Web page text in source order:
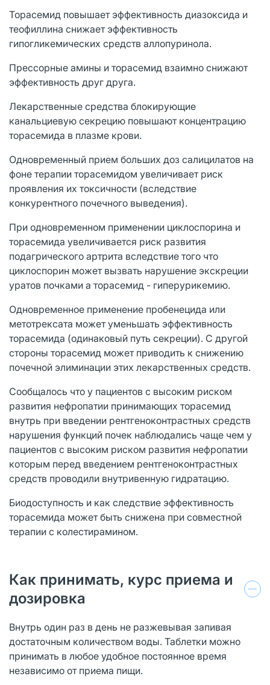
Торасемид повышает эффективность диазоксида и
теофиллина снижает эффективность
гипогликемических средств аллопуринола.
Прессорные амины и торасемид взаимно снижают
эффективность друг друга.
Лекарственные средства блокирующие
канальциевую секрецию повышают концентрацию
торасемида в плазме крови.
Одновременный прием больших доз салицилатов на
фоне терапии торасемидом увеличивает риск
проявления их токсичности (вследствие
конкурентного почечного выведения).
При одновременном применении циклоспорина и
торасемида увеличивается риск развития
подагрического артрита вследствие того что
циклоспорин может вызвать нарушение экскреции
уратов почками а торасемид - гиперурикемию.
Одновременное применение пробенецида или
метотрексата может уменьшать эффективность
торасемида (одинаковый путь секреции). С другой
стороны торасемид может приводить к снижению
почечной элиминации этих лекарственных средств.
Сообщалось что у пациентов с высоким риском
развития нефропатии принимающих торасемид
внутрь при введении рентгеноконтрастных средств
нарушения функций почек наблюдались чаще чем у
пациентов с высоким риском развития нефропатии
которым перед введением рентгеноконтрастных
средств проводили внутривенную гидратацию.
Биодоступность и как следствие эффективность
торасемида может быть снижена при совместной
терапии с колестирамином.
Как принимать, курс приема и
дозировка
Внутрь один раз в день не разжевывая запивая
достаточным количеством воды. Таблетки можно
принимать в любое удобное постоянное время
независимо от приема пищи.